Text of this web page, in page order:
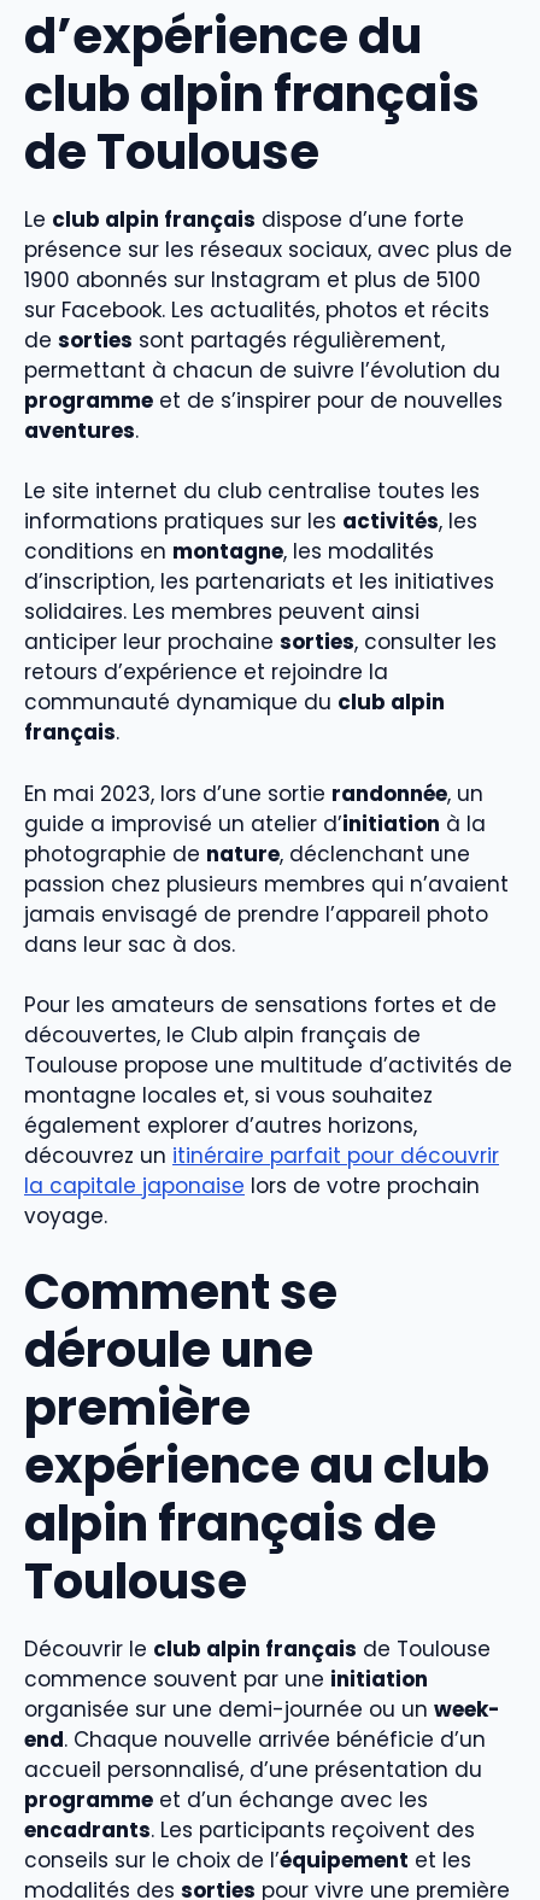
d’expérience du
club alpin français
de Toulouse
Le club alpin français dispose d’une forte
présence sur les réseaux sociaux, avec plus de
1900 abonnés sur Instagram et plus de 5100
sur Facebook. Les actualités, photos et récits
de sorties sont partagés régulièrement,
permettant à chacun de suivre l’évolution du
programme et de s’inspirer pour de nouvelles
aventures.
Le site internet du club centralise toutes les
informations pratiques sur les activités, les
conditions en montagne, les modalités
d’inscription, les partenariats et les initiatives
solidaires. Les membres peuvent ainsi
anticiper leur prochaine sorties, consulter les
retours d’expérience et rejoindre la
communauté dynamique du club alpin
français.
En mai 2023, lors d’une sortie randonnée, un
guide a improvisé un atelier d’initiation à la
photographie de nature, déclenchant une
passion chez plusieurs membres qui n’avaient
jamais envisagé de prendre l’appareil photo
dans leur sac à dos.
Pour les amateurs de sensations fortes et de
découvertes, le Club alpin français de
Toulouse propose une multitude d’activités de
montagne locales et, si vous souhaitez
également explorer d’autres horizons,
découvrez un itinéraire parfait pour découvrir
la capitale japonaise lors de votre prochain
voyage.
Comment se
déroule une
première
expérience au club
alpin français de
Toulouse
Découvrir le club alpin français de Toulouse
commence souvent par une initiation
organisée sur une demi-journée ou un week-
end. Chaque nouvelle arrivée bénéficie d’un
accueil personnalisé, d’une présentation du
programme et d’un échange avec les
encadrants. Les participants reçoivent des
conseils sur le choix de l’équipement et les
modalités des sorties pour vivre une première